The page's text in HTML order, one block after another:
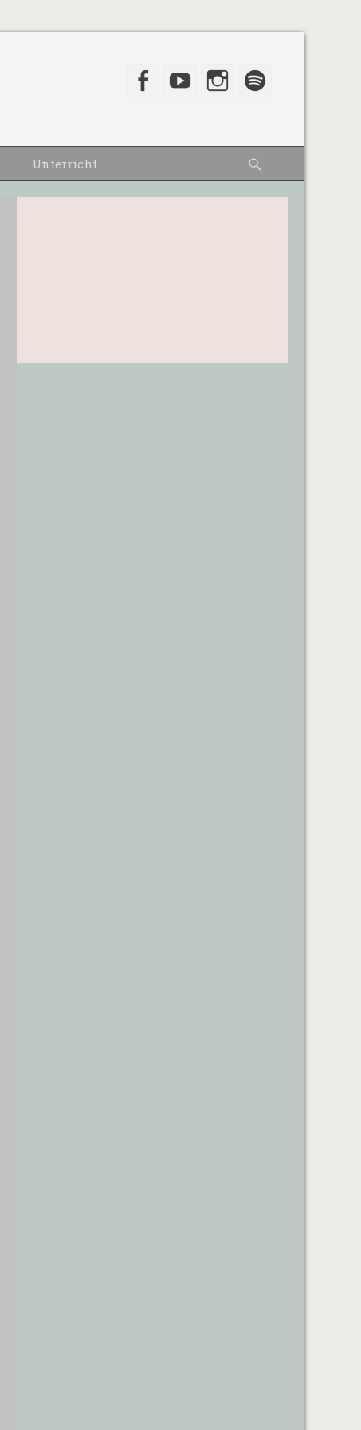
Facebook
YouTubeInstagram
Unterricht